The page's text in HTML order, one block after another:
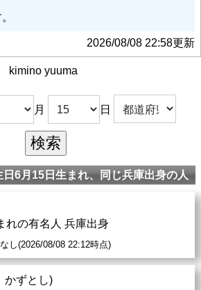
2026/08/08 22:58更新
kimino yuuma
月 日
6月15日生まれ、同じ兵庫出身の人
れの有名人 兵庫出身
し(2026/08/08 22:12時点)
かずとし)